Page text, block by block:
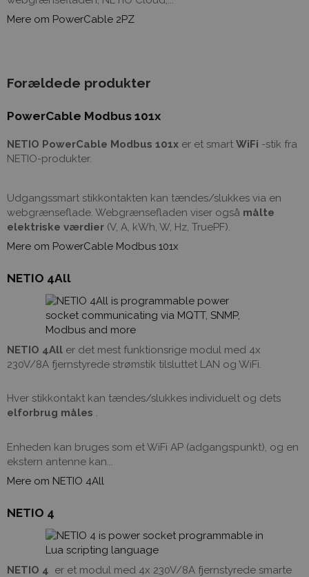
Mere om PowerCable 2PZ
Forældede produkter
PowerCable Modbus 101x
NETIO PowerCable Modbus 101x er et smart WiFi -stik fra
NETIO-produkter.
Udgangssmart stikkontakten kan tændes/slukkes via en
webgrænseflade. Webgrænsefladen viser også målte
elektriske værdier (V, A, kWh, W, Hz, TruePF).
Mere om PowerCable Modbus 101x
NETIO 4All
NETIO 4All er det mest funktionsrige modul med 4x
230V/8A fjernstyrede strømstik tilsluttet LAN og WiFi.
Hver stikkontakt kan tændes/slukkes individuelt og dets
elforbrug måles .
Enheden kan bruges som et WiFi AP (adgangspunkt), og en
ekstern antenne kan...
Mere om NETIO 4All
NETIO 4
NETIO 4 er et modul med 4x 230V/8A fjernstyrede smarte